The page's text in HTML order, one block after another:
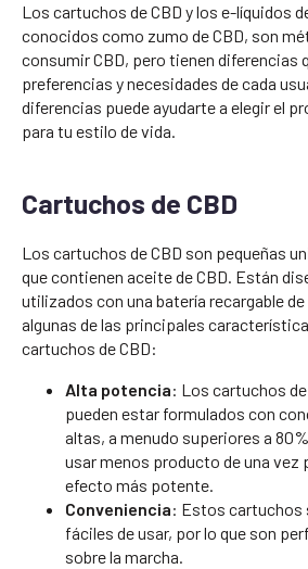
Los cartuchos de CBD y los e-líquidos
conocidos como zumo de CBD, son
consumir CBD, pero tienen diferencias
preferencias y necesidades de cada
diferencias puede ayudarte a elegir el
para tu estilo de vida.
Cartuchos de CBD
Los cartuchos de CBD son pequeñas
que contienen aceite de CBD. Están
utilizados con una batería recargable
algunas de las principales
cartuchos de CBD:
Alta potencia: Los cartuchos
pueden estar formulados con
altas, a menudo superiores a
usar menos producto de una vez
efecto más potente.
Conveniencia: Estos cartuchos
fáciles de usar, por lo que son
sobre la marcha.